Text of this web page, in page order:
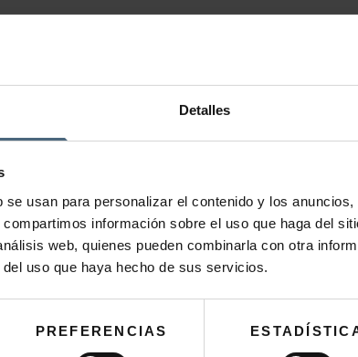
Detalles
usan para personalizar el contenido y los
información sobre el uso que haga del
web, quienes pueden combinarla con otra
uso que haya hecho de sus servicios.
PREFERENCIAS
carrito.
del pedido.
en cada uno de los pasos y podrán ser modificados los
incidencia surgida.
de la operación realizada mediante el correo
sujetos a la disponibilidad en el momento de la